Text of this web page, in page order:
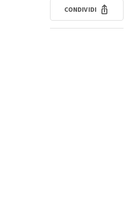
CONDIVIDI